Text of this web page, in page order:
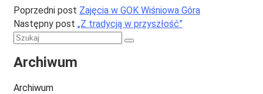
Poprzedni post Zajęcia w GOK Wiśniowa Góra
Następny post „Z tradycją w przyszłość”
Archiwum
Archiwum